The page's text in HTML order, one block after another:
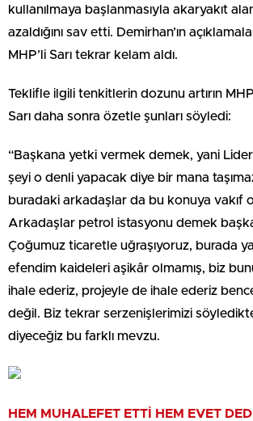
kullanılmaya başlanmasıyla akaryakıt
azaldığını sav etti. Demirhan’ın
MHP’li Sarı tekrar kelam aldı.
Teklifle ilgili tenkitlerin dozunu artırın
Sarı daha sonra özetle şunları söyledi:
“Başkana yetki vermek demek, yani
şeyi o denli yapacak diye bir mana
buradaki arkadaşlar da bu konuya vakıf
Arkadaşlar petrol istasyonu demek
Çoğumuz ticaretle uğraşıyoruz, burada
efendim kaideleri aşikâr olmamış, biz
ihale ederiz, projeyle de ihale ederiz
değil. Biz tekrar serzenişlerimizi
diyeceğiz bu farklı mevzu.
HEM MUHALEFET ETTİ HEM EVET DEDİ